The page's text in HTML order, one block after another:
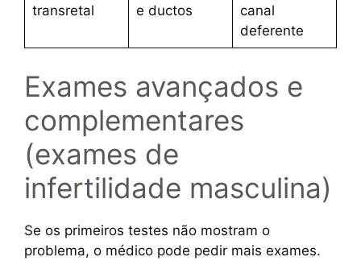
transretal e ductos
canal
deferente
Exames avançados e
complementares
(exames de
infertilidade masculina)
Se os primeiros testes não mostram o
problema, o médico pode pedir mais exames.